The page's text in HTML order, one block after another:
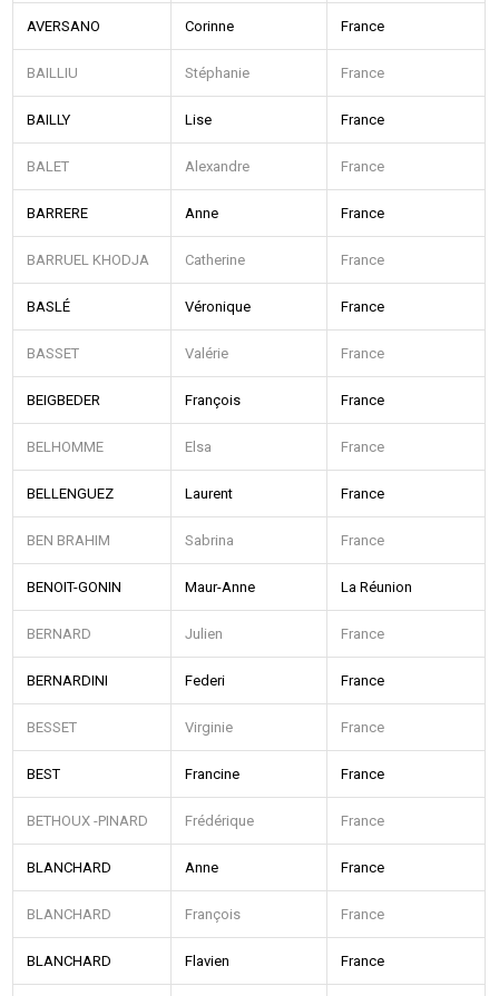
AVERSANO Corinne France
BAILLIU Stéphanie France
BAILLY Lise France
BALET Alexandre France
BARRERE Anne France
BARRUEL KHODJA Catherine France
BASLÉ Véronique France
BASSET Valérie France
BEIGBEDER François France
BELHOMME Elsa France
BELLENGUEZ Laurent France
BEN BRAHIM Sabrina France
BENOIT-GONIN Maur-Anne La Réunion
BERNARD Julien France
BERNARDINI Federi France
BESSET Virginie France
BEST Francine France
BETHOUX -PINARD Frédérique France
BLANCHARD Anne France
BLANCHARD François France
BLANCHARD Flavien France